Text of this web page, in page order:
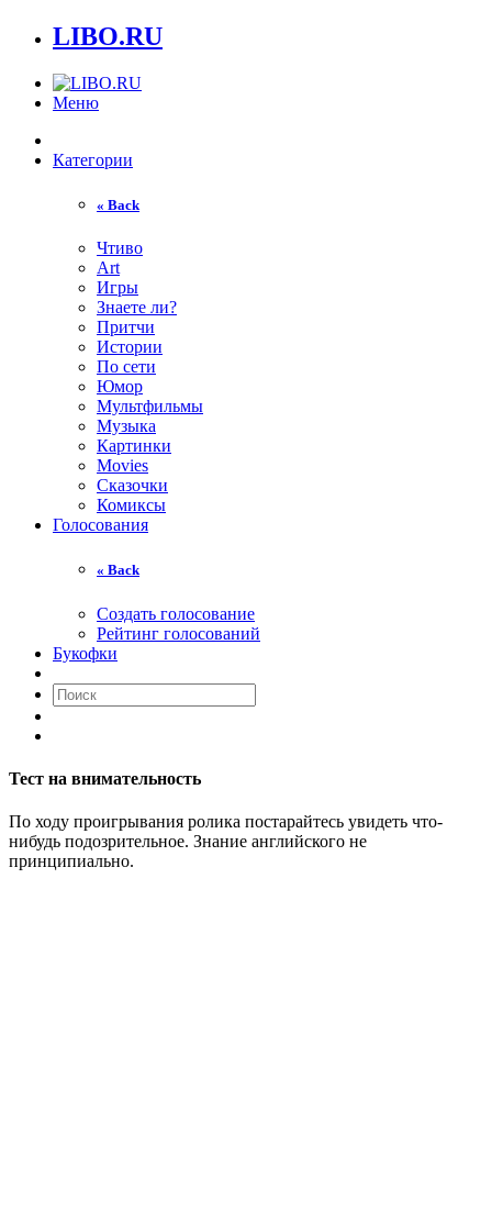
LIBO.RU
Меню
Категории
« Back
Чтиво
Art
Игры
Знаете ли?
Притчи
Истории
По сети
Юмор
Мультфильмы
Музыка
Картинки
Movies
Сказочки
Комиксы
Голосования
« Back
Создать голосование
Рейтинг голосований
Букофки
Тест на внимательность
По ходу проигрывания ролика постарайтесь увидеть что-
нибудь подозрительное. Знание английского не
принципиально.